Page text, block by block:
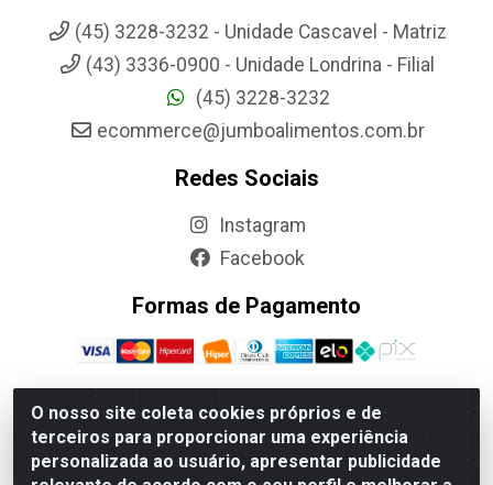
O nosso site coleta cookies próprios e de
terceiros para proporcionar uma experiência
personalizada ao usuário, apresentar publicidade
(45) 3228-3232 - Unidade Cascavel - Matriz
(43) 3336-0900 - Unidade Londrina - Filial
(45) 3228-3232
ecommerce@jumboalimentos.com.br
Redes Sociais
Instagram
Facebook
Formas de Pagamento
Jumbo Alimentos Cascavel - Matriz - Rua Itatiba Do Sul, 161 -
Santos Dumont, Cascavel-PR - CEP 85804-700- CNPJ